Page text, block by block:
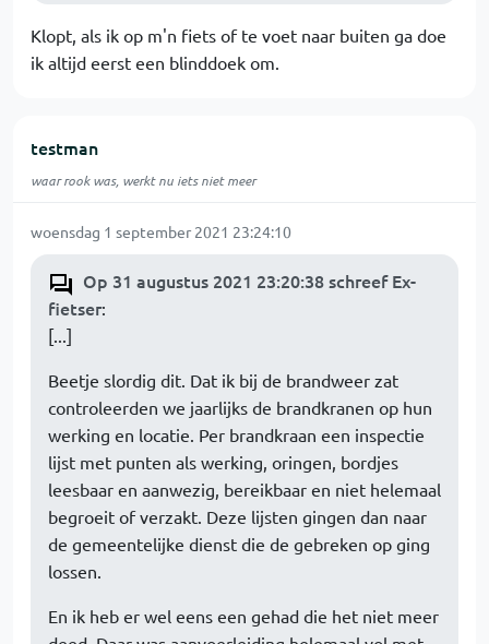
Klopt, als ik op m'n fiets of te voet naar buiten ga doe
ik altijd eerst een blinddoek om.
testman
waar rook was, werkt nu iets niet meer
woensdag 1 september 2021 23:24:10
Op 31 augustus 2021 23:20:38 schreef Ex-
fietser:
[...]
Beetje slordig dit. Dat ik bij de brandweer zat
controleerden we jaarlijks de brandkranen op hun
werking en locatie. Per brandkraan een inspectie
lijst met punten als werking, oringen, bordjes
leesbaar en aanwezig, bereikbaar en niet helemaal
begroeit of verzakt. Deze lijsten gingen dan naar
de gemeentelijke dienst die de gebreken op ging
lossen.
En ik heb er wel eens een gehad die het niet meer